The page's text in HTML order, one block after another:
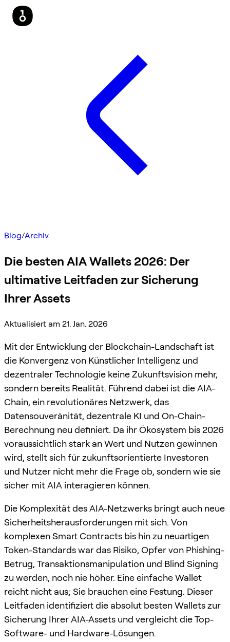
Blog/Archiv
Die besten AIA Wallets 2026: Der
ultimative Leitfaden zur Sicherung
Ihrer Assets
Aktualisiert am 21. Jan. 2026
Mit der Entwicklung der Blockchain-Landschaft ist
die Konvergenz von Künstlicher Intelligenz und
dezentraler Technologie keine Zukunftsvision mehr,
sondern bereits Realität. Führend dabei ist die AIA-
Chain, ein revolutionäres Netzwerk, das
Datensouveränität, dezentrale KI und On-Chain-
Berechnung neu definiert. Da ihr Ökosystem bis 2026
voraussichtlich stark an Wert und Nutzen gewinnen
wird, stellt sich für zukunftsorientierte Investoren
und Nutzer nicht mehr die Frage ob, sondern wie sie
sicher mit AIA interagieren können.
Die Komplexität des AIA-Netzwerks bringt auch neue
Sicherheitsherausforderungen mit sich. Von
komplexen Smart Contracts bis hin zu neuartigen
Token-Standards war das Risiko, Opfer von Phishing-
Betrug, Transaktionsmanipulation und Blind Signing
zu werden, noch nie höher. Eine einfache Wallet
reicht nicht aus; Sie brauchen eine Festung. Dieser
Leitfaden identifiziert die absolut besten Wallets zur
Sicherung Ihrer AIA-Assets und vergleicht die Top-
Software- und Hardware-Lösungen.